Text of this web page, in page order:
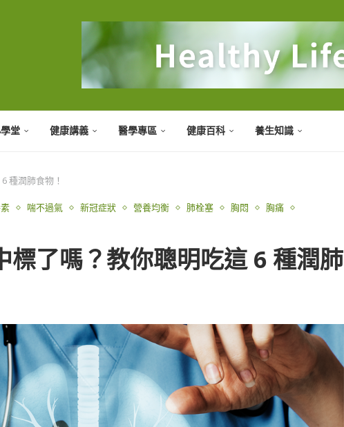
堂 健康講義 醫學專區 健康百科 養生知識
種潤肺食物！
喘不過氣 新冠症狀 營養均衡 肺栓塞 胸悶
胸痛
標了嗎？教你聰明吃這 6 種潤肺